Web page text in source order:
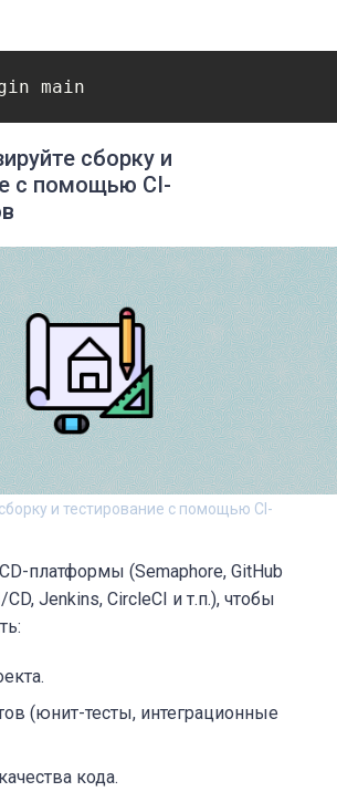
сборку и
с помощью CI-
и тестирование с помощью CI-
платформы (Semaphore, GitHub
Jenkins, CircleCI и т.п.), чтобы
(юнит-тесты, интеграционные
кода.